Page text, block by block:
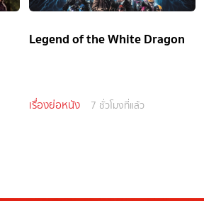
Legend of the White Dragon
เรื่องย่อหนัง 7 ชั่วโมงที่แล้ว